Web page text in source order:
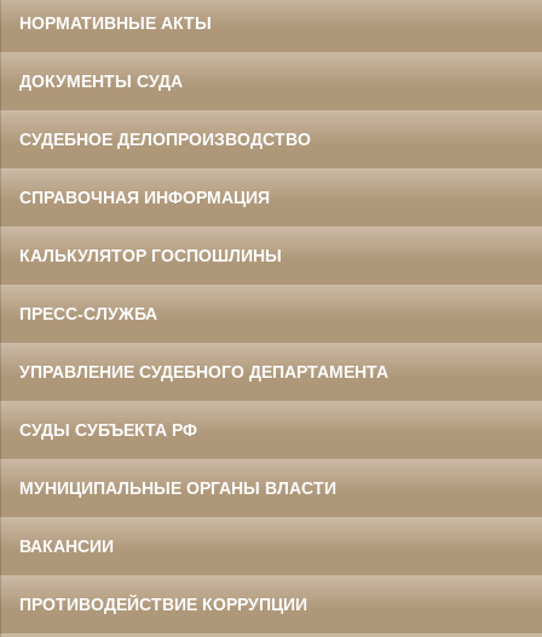
НОРМАТИВНЫЕ АКТЫ
ДОКУМЕНТЫ СУДА
СУДЕБНОЕ ДЕЛОПРОИЗВОДСТВО
СПРАВОЧНАЯ ИНФОРМАЦИЯ
КАЛЬКУЛЯТОР ГОСПОШЛИНЫ
ПРЕСС-СЛУЖБА
УПРАВЛЕНИЕ СУДЕБНОГО ДЕПАРТАМЕНТА
СУДЫ СУБЪЕКТА РФ
МУНИЦИПАЛЬНЫЕ ОРГАНЫ ВЛАСТИ
ВАКАНСИИ
ПРОТИВОДЕЙСТВИЕ КОРРУПЦИИ